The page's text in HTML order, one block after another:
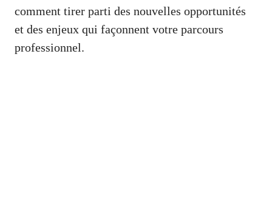
comment tirer parti des nouvelles opportunités
et des enjeux qui façonnent votre parcours
professionnel.